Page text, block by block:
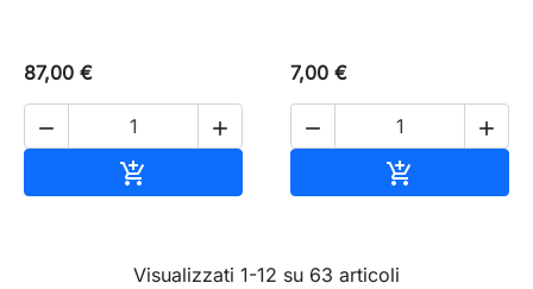
87,00 €
 

7,00 €
 

Visualizzati 1-12 su 63 articoli